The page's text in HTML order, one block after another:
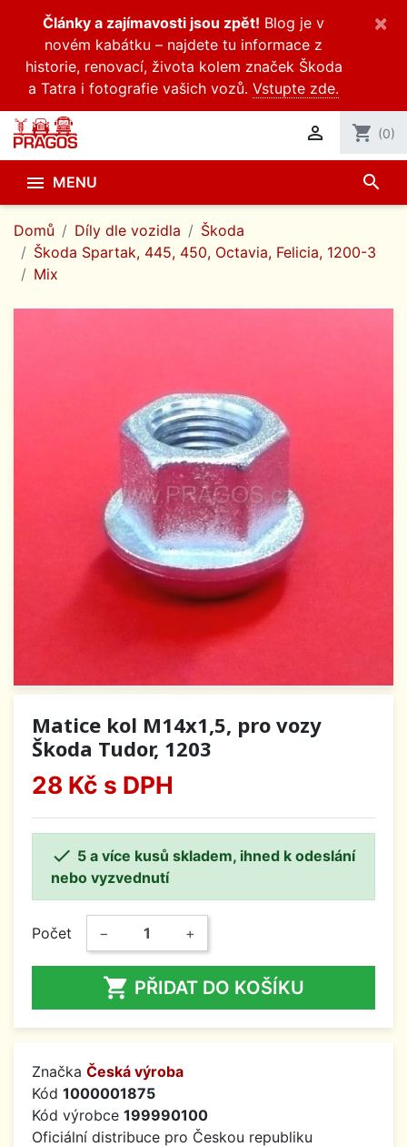
Články a zajímavosti jsou zpět! Blog je v
novém kabátku – najdete tu informace z
historie, renovací, života kolem značek Škoda
a Tatra i fotografie vašich vozů. Vstupte zde.
×
 shopping_cart (0)
 MENU search
Domů Díly dle vozidla
Škoda
Škoda Spartak, 445, 450, Octavia, Felicia, 1200-3
Mix
Matice kol M14x1,5, pro vozy
Škoda Tudor, 1203
28 Kč s DPH
 5 a více kusů skladem, ihned k odeslání
nebo vyzvednutí
Počet − +
 PŘIDAT DO KOŠÍKU
Značka Česká výroba
Kód 1000001875
Kód výrobce 199990100
Oficiální distribuce pro Českou republiku